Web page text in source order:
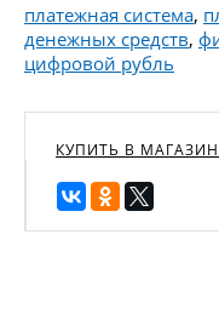
платежная система,
денежных средств,
цифровой рубль
КУПИТЬ В